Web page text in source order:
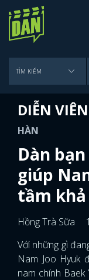
DIỄN VIÊN
HÀN
Dàn
giúp
tầm
Hồng Trà Sữa
Với những gì
Nam Joo Hyuk
nam chính Baek